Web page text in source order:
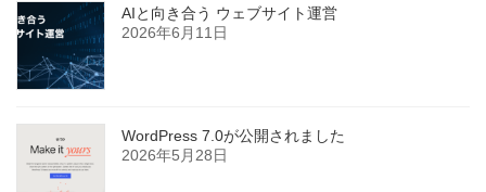
AIと向き合う ウェブサイト運営
2026年6月11日
WordPress 7.0が公開されました
2026年5月28日